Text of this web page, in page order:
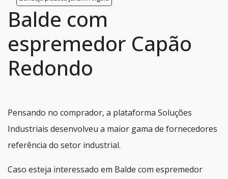
Balde com
espremedor Capão
Redondo
Pensando no comprador, a plataforma Soluções
Industriais desenvolveu a maior gama de fornecedores
referência do setor industrial.
Caso esteja interessado em Balde com espremedor